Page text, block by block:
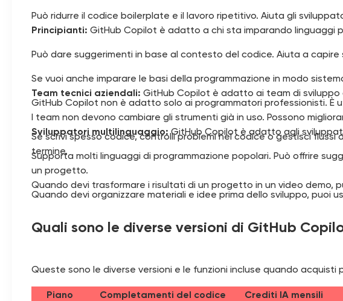
Può ridurre il codice boilerplate e il lavoro ripetitivo. Aiuta gli
Principianti: GitHub Copilot è adatto a chi sta imparando linguaggi
Può dare suggerimenti in base al contesto del codice. Aiuta a
Se vuoi anche imparare le basi della programmazione in modo
Team tecnici aziendali: GitHub Copilot è adatto ai team di sviluppo
I team non devono cambiare gli strumenti già in uso. Possono
Sviluppatori multilinguaggio:GitHub Copilot è adatto agli
Supporta molti linguaggi di programmazione popolari. Può offrire
un progetto.
Quando devi organizzare materiali e idee prima dello sviluppo, puoi
GitHub Copilot non è adatto solo ai programmatori professionisti. È
Se scrivi spesso codice, controlli problemi nel codice o gestisci
termine.
Quando devi trasformare i risultati di un progetto in un video demo,
Quali sono le diverse versioni di GitHub
Queste sono le diverse versioni e le funzioni incluse quando
Piano Completamenti del codice Crediti IA mensili